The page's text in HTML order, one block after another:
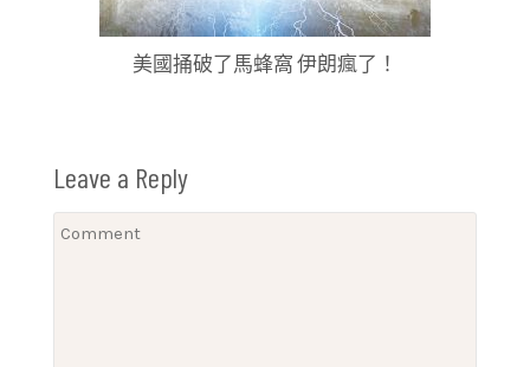
美國捅破了馬蜂窩 伊朗瘋了！
Leave a Reply